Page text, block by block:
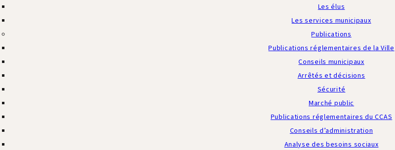
Les élus
Les services municipaux
Publications
Publications réglementaires de la Ville
Conseils municipaux
Arrêtés et décisions
Sécurité
Marché public
Publications réglementaires du CCAS
Conseils d’administration
Analyse des besoins sociaux